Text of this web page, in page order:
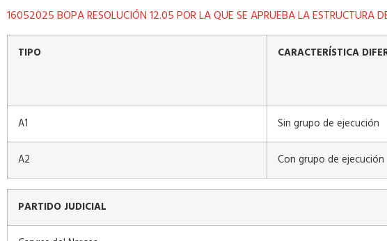
16052025 BOPA RESOLUCIÓN 12.05 POR LA QUE SE APRUEBA LA ESTRUCTURA
TIPO CARACTERÍSTICA
A1 Sin grupo de ejecución
A2 Con grupo de ejecución
PARTIDO JUDICIAL